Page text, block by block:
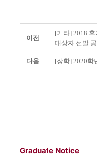
이전
[기타] 2018
대상자 선발
다음 [장학] 2020학
Graduate Notice